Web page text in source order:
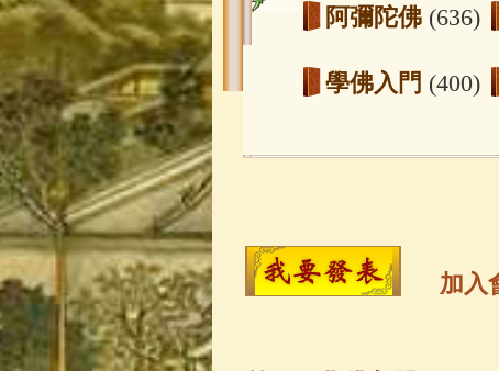
阿彌陀佛 (636)
學佛入門 (400)
玉曆寶鈔(236)
高僧故事 (141)
加入